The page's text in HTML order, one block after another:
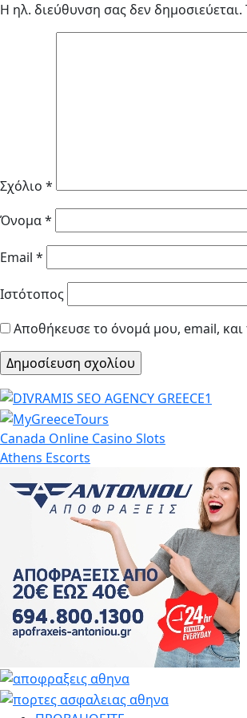
Η ηλ. διεύθυνση σας δεν δημοσιεύεται.
Σχόλιο *
Όνομα*
Email *
Ιστότοπος
Αποθήκευσε το όνομά μου, email,
Canada Online Casino Slots
Athens Escorts